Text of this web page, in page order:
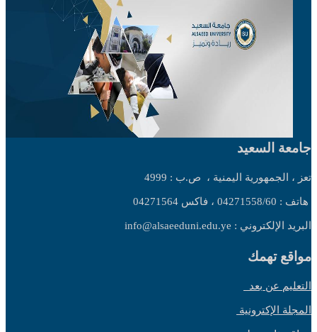
جامعة السعيد
تعز ، الجمهورية اليمنية ، ص.ب : 4999
هاتف : 04271558/60 ، فاكس 04271564
البريد الإلكتروني : info@alsaeeduni.edu.ye
مواقع تهمك
التعليم عن بعد
المجلة الإكترونية